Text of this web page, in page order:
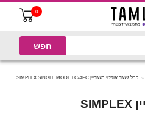
0
כבל גישור אופטי משוריין SIMPLEX SINGLE MODE LC/APC
כבל גישור אופטי משוריין SIMPLEX